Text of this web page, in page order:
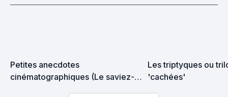
Petites anecdotes
cinématographiques (Le saviez-
Les triptyques ou
'cachées'